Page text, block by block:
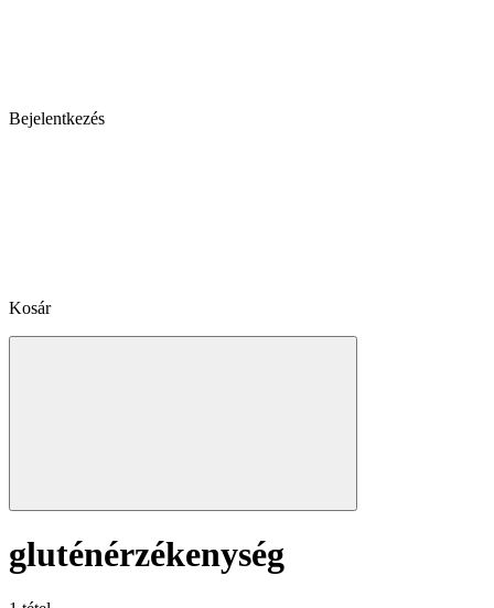
Bejelentkezés
Kosár
gluténérzékenység